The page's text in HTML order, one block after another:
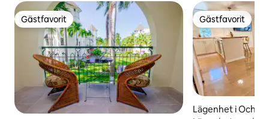
Gästfavorit
Gästfavorit Gästfavorit
Gästfavorit
Lägenhet i Ocho